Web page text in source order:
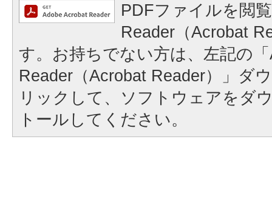
PDFファイルを閲
Reader（Acrobat
す。お持ちでない方は、左記の
Reader（Acrobat Reader）」ダ
リックして、ソフトウェアをダ
トールしてください。